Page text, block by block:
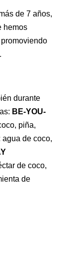
de 7 años,
hemos
durante
BE-YOU-
piña,
agua de coco,
de coco,
de